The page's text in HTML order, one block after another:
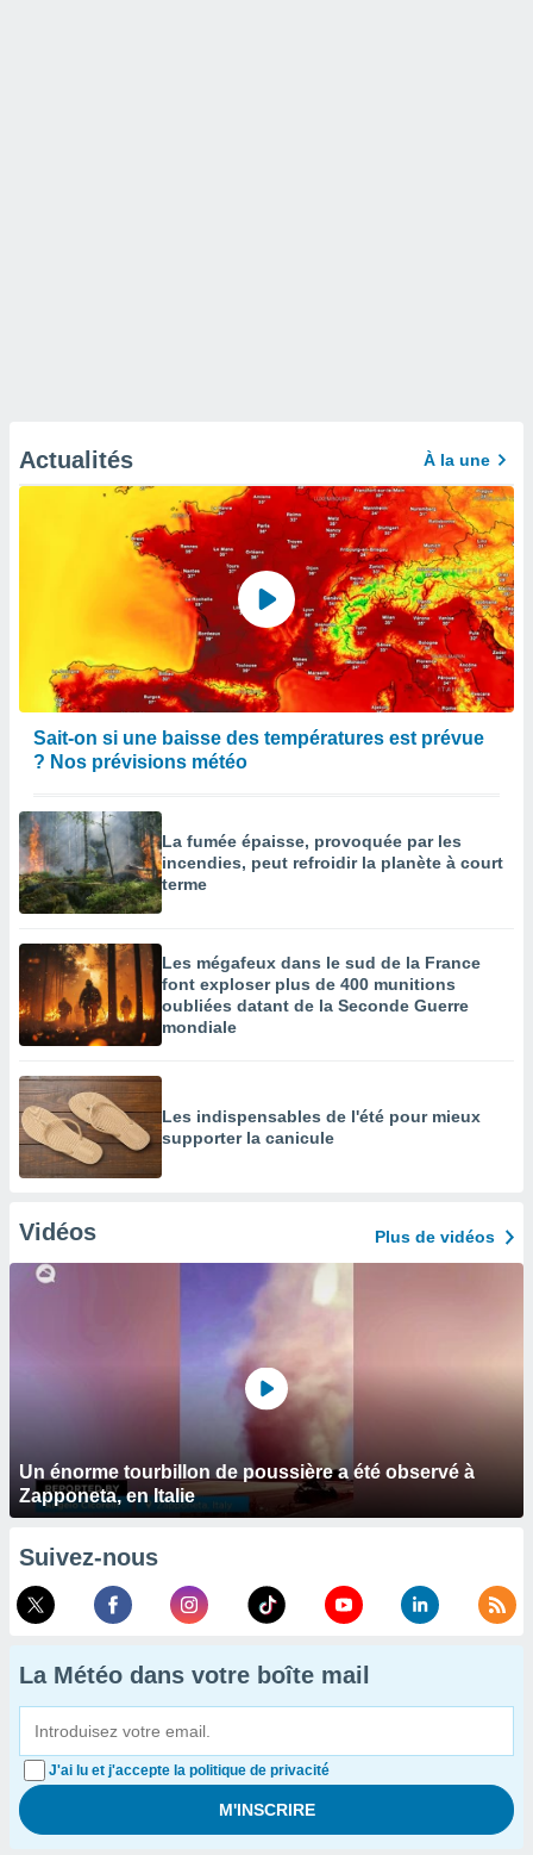
Actualités À la une
Sait-on si une baisse des températures est prévue
? Nos prévisions météo
La fumée épaisse, provoquée par les
incendies, peut refroidir la planète à court
terme
Les mégafeux dans le sud de la France
font exploser plus de 400 munitions
oubliées datant de la Seconde Guerre
mondiale
Les indispensables de l'été pour mieux
supporter la canicule
Vidéos Plus de vidéos
Un énorme tourbillon de poussière a été observé à
Zapponeta, en Italie
Suivez-nous
La Météo dans votre boîte mail
J'ai lu et j'accepte la politique de privacité